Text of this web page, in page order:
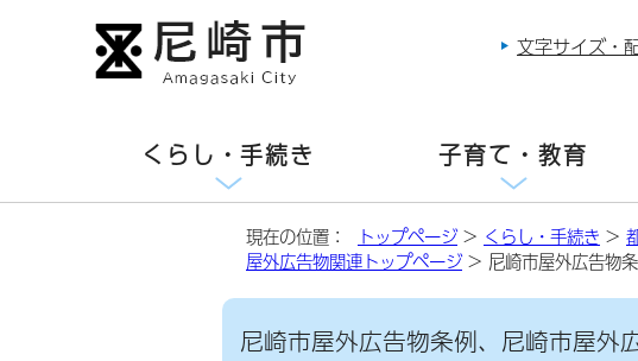
文字サイズ・
くらし・手続き 子育て・教育
現在の位置： トップページ> くらし・手続き >
屋外広告物関連トップページ> 尼崎市屋外広告物条
尼崎市屋外広告物条例、尼崎市屋外